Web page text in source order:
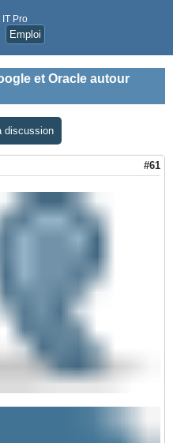
Pro
Emploi
et Oracle autour
discussion
#61